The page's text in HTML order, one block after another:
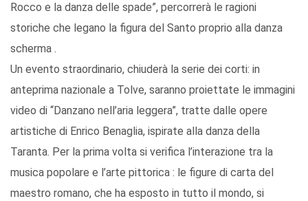
Rocco e la danza delle spade”, percorrerà le ragioni
storiche che legano la figura del Santo proprio alla danza
scherma .
Un evento straordinario, chiuderà la serie dei corti: in
anteprima nazionale a Tolve, saranno proiettate le immagini
video di “Danzano nell’aria leggera”, tratte dalle opere
artistiche di Enrico Benaglia, ispirate alla danza della
Taranta. Per la prima volta si verifica l’interazione tra la
musica popolare e l’arte pittorica : le figure di carta del
maestro romano, che ha esposto in tutto il mondo, si